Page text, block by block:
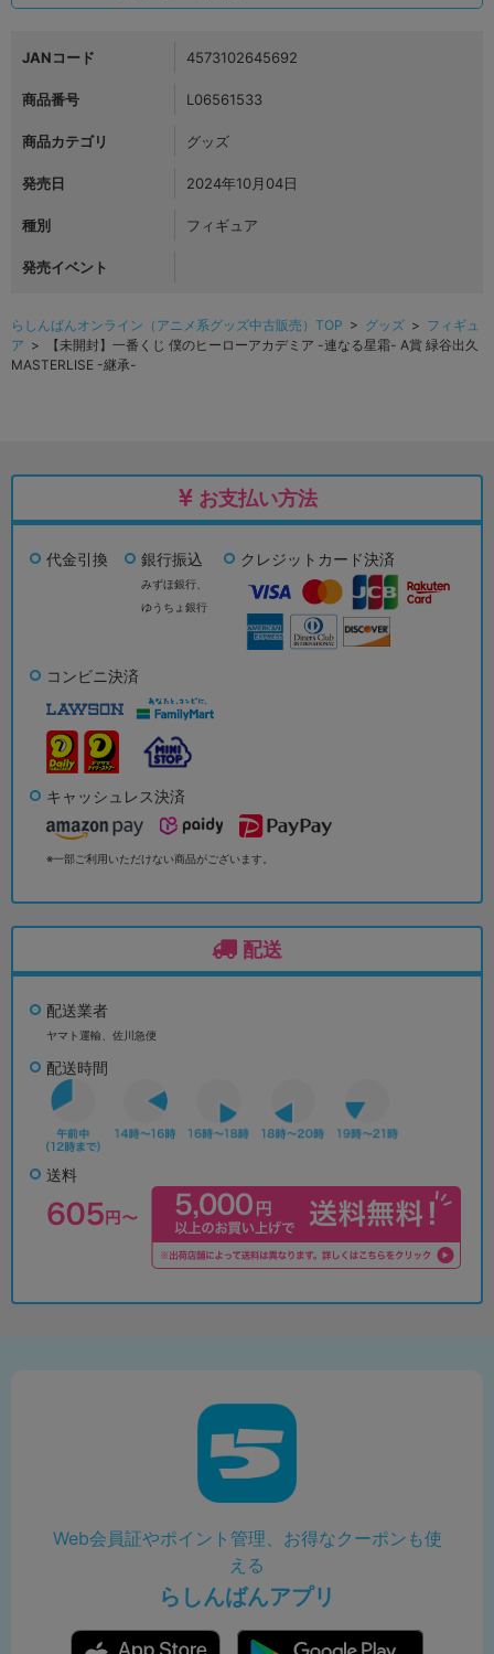
JANコード 4573102645692
商品番号 L06561533
商品カテゴリ グッズ
発売日 2024年10月04日
種別 フィギュア
発売イベント
らしんばんオンライン（アニメ系グッズ中古販売）TOP > グッズ > フィギュ
ア > 【未開封】一番くじ 僕のヒーローアカデミア -連なる星霜- A賞 緑谷出久
MASTERLISE -継承-
お支払い方法
代金引換 銀行振込
みずほ銀行、
ゆうちょ銀行
クレジットカード決済
コンビニ決済
キャッシュレス決済
※一部ご利用いただけない商品がございます。
配送
配送業者
ヤマト運輸、佐川急便
配送時間
送料
Web会員証やポイント管理、お得なクーポンも使
える
らしんばんアプリ